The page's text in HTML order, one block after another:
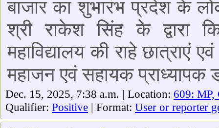
बाजार का शुभारंभ प्रदेश के
श्री राकेश सिंह के द्वारा
महाविद्यालय की राहे छात्राएं
महाजन एवं सहायक प्राध्यापक
Dec. 15, 2025, 7:38 a.m. | Location: 609: MP,
Qualifier: Positive | Format: User or reporter